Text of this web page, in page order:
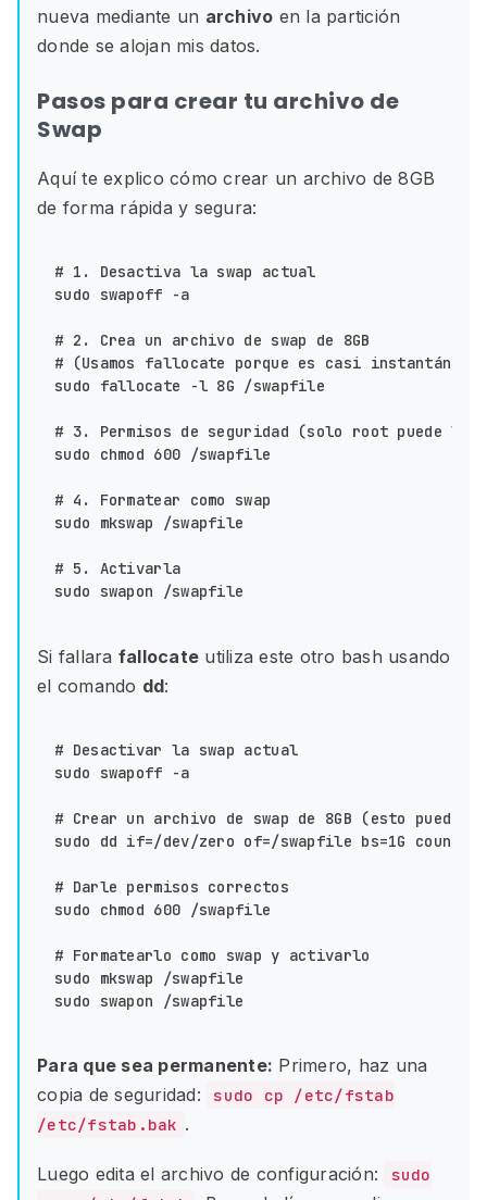
nueva mediante un archivo en la partición
donde se alojan mis datos.
Pasos para crear tu archivo de
Swap
Aquí te explico cómo crear un archivo de 8GB
de forma rápida y segura:
# 1. Desactiva la swap actual
sudo swapoff -a
# 2. Crea un archivo de swap de 8GB
# (Usamos fallocate porque es casi
sudo fallocate -l 8G /swapfile
# 3. Permisos de seguridad (solo root puede
sudo chmod 600 /swapfile
# 4. Formatear como swap
sudo mkswap /swapfile
# 5. Activarla
Si fallara fallocate utiliza este otro bash usando
el comando dd:
# Desactivar la swap actual
sudo swapoff -a
# Crear un archivo de swap de 8GB (esto puede
sudo dd if=/dev/zero of=/swapfile bs=1G count=8
# Darle permisos correctos
sudo chmod 600 /swapfile
# Formatearlo como swap y activarlo
sudo mkswap /swapfile
Para que sea permanente: Primero, haz una
copia de seguridad:
sudo cp /etc/fstab
/etc/fstab.bak .
Luego edita el archivo de configuración:
sudo